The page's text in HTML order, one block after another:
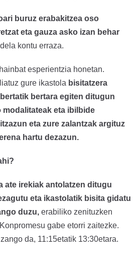
buruz erabakitzea oso
eta gauza asko izan behar
kontu erraza.
esperientzia honetan.
gure ikastola bisitatzera
bertara egiten ditugun
eta ibilbide
eta zure zalantzak argituz
hartu dezazun.
ate irekiak antolatzen ditugu
eta ikastolatik bisita gidatu
duzu, erabiliko zenituzken
gabe etorri zaitezke.
da, 11:15etatik 13:30etara.